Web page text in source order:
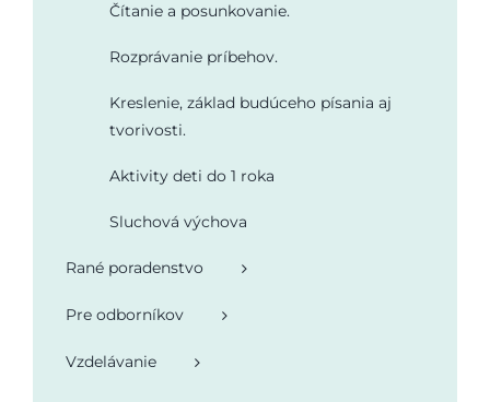
Čítanie a posunkovanie.
Rozprávanie príbehov.
Kreslenie, základ budúceho písania aj
tvorivosti.
Aktivity deti do 1 roka
Sluchová výchova
Rané poradenstvo
Pre odborníkov
Vzdelávanie